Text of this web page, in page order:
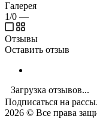
Галерея
1/0 —
Отзывы
Оставить отзыв
Загрузка отзывов...
Подписаться на
2026 © Все права